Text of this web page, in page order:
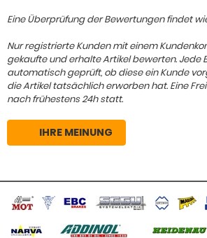
Eine Überprüfung der Bewertungen findet
Nur registrierte Kunden mit einem
gekaufte und erhalte Artikel bewerten. Jede
automatisch geprüft, ob diese ein Kunde
die Artikel tatsächlich erworben hat. Eine
nach frühestens 24h statt.
IHRE MEINUNG